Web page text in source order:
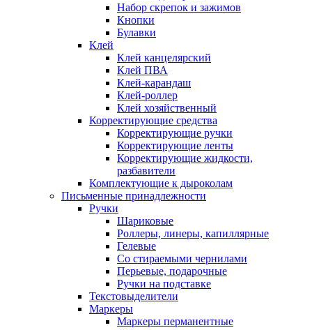
Набор скрепок и зажимов
Кнопки
Булавки
Клей
Клей канцелярский
Клей ПВА
Клей-карандаш
Клей-роллер
Клей хозяйственный
Корректирующие средства
Корректирующие ручки
Корректирующие ленты
Корректирующие жидкости,
разбавители
Комплектующие к дыроколам
Письменные принадлежности
Ручки
Шариковые
Роллеры, линеры, капиллярные
Гелевые
Со стираемыми чернилами
Перьевые, подарочные
Ручки на подставке
Текстовыделители
Маркеры
Маркеры перманентные